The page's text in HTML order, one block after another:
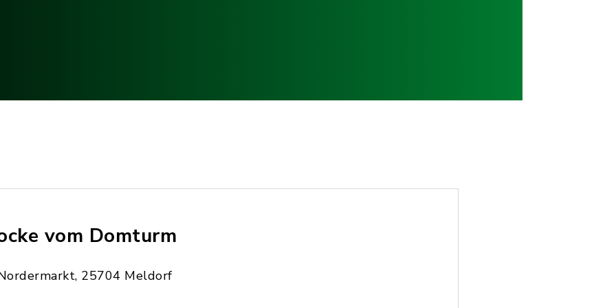
vom Domturm
25704 Meldorf